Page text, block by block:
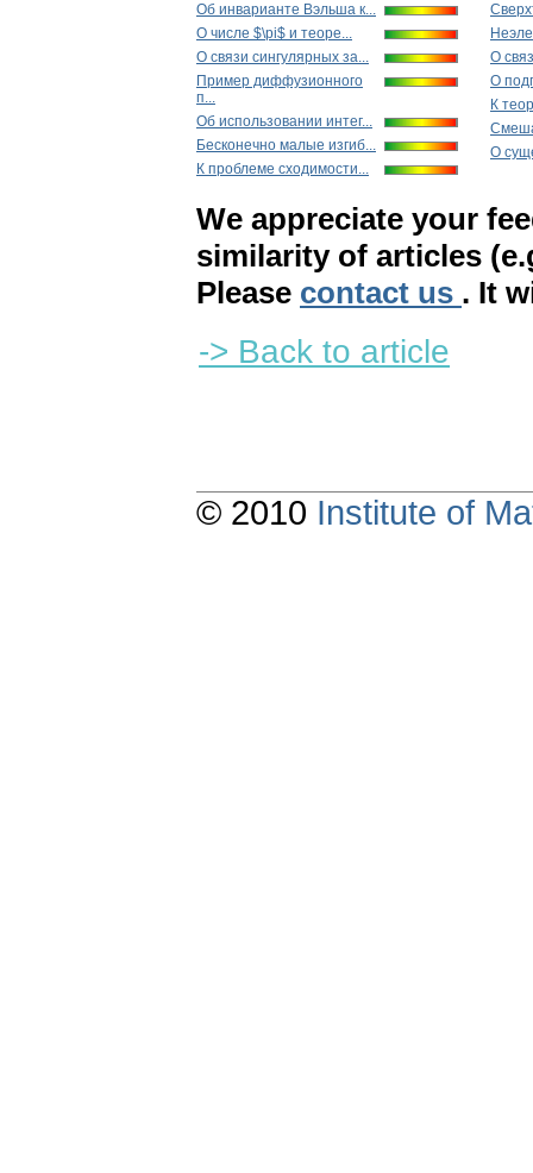
Об инварианте Вэльша к...
О числе $\pi$ и тeope...
О связи сингулярных за...
Пример диффузионного
п...
Об использовании интег...
Бесконечно малые изгиб...
К проблеме сходимости...
О
О
К
О
We appreciate your
similarity of articles
Please contact us . It
-> Back to article
© 2010 Institute of